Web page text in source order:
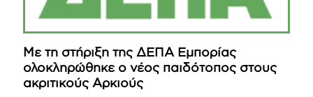
Με τη στήριξη της ΔΕΠΑ Εμπορίας
ολοκληρώθηκε ο νέος παιδότοπος στους
ακριτικούς Αρκιούς